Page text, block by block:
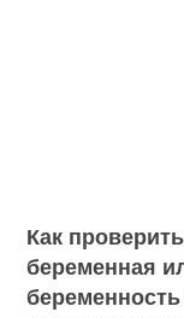
Как
беременная